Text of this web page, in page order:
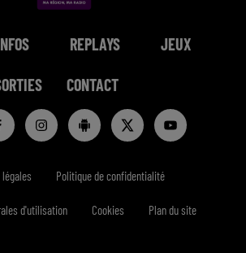
REPLAYS JEUX
CONTACT
Politique de confidentialité
d'utilisation Cookies Plan du site